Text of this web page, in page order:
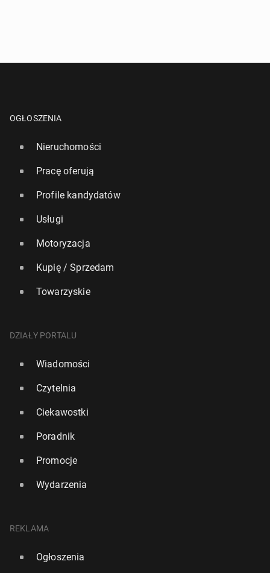
OGŁOSZENIA
Nieruchomości
Pracę oferują
Profile kandydatów
Usługi
Motoryzacja
Kupię / Sprzedam
Towarzyskie
DZIAŁY PORTALU
Wiadomości
Czytelnia
Ciekawostki
Poradnik
Promocje
Wydarzenia
REKLAMA
Ogłoszenia